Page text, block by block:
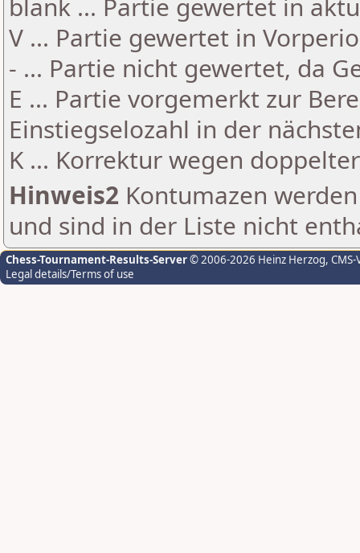
blank ... Partie gewertet in
V ... Partie gewertet in
- ... Partie nicht gewertet, da
E ... Partie vorgemerkt zur
Einstiegselozahl in der
K ... Korrektur wegen
Hinweis2 Kontumazen
und sind in der Liste nicht
Chess-Tournament-Results-Server© 2006-2026 Heinz Herzog,
Legal details/Terms of use